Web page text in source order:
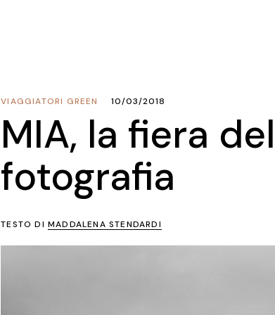
VIAGGIATORI GREEN 10/03/2018
MIA, la fiera
fotografia
TESTO DI MADDALENA STENDARDI